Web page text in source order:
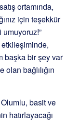
ortamında,
için teşekkür
başka bir şey var
olan bağlılığın
basit ve
hatırlayacağı